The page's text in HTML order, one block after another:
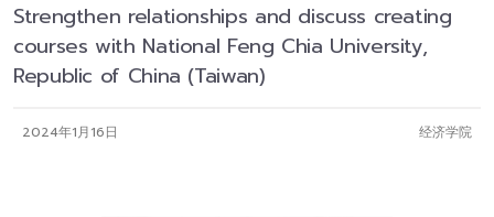
Strengthen relationships and discuss creating
courses with National Feng Chia University,
Republic of China (Taiwan)
2024年1月16日 经济学院